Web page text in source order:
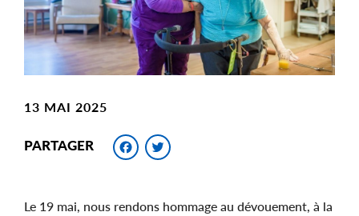
13 MAI 2025
PARTAGER Facebook
Le 19 mai, nous rendons hommage au dévouement, à la